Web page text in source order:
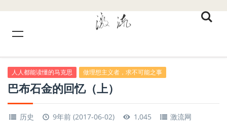
人人都能读懂的马克思 做理想主义者，求不可能之事
巴布石金的回忆（上）
历史 9年前 (2017-06-02) 1,045
激流网